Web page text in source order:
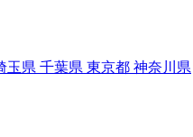
玉県 千葉県 東京都 神奈川県